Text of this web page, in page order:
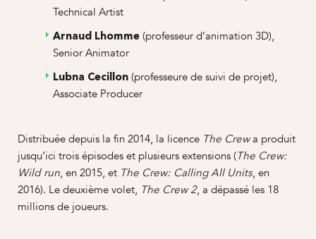
Technical Artist
Arnaud Lhomme (professeur d’animation 3D),
Senior Animator
Lubna Cecillon (professeure de suivi de projet),
Associate Producer
Distribuée depuis la fin 2014, la licence The Crewa produit
jusqu’ici trois épisodes et plusieurs extensions (The Crew:
Wild run, en 2015, et The Crew: Calling All Units, en
2016). Le deuxième volet, The Crew 2, a dépassé les 18
millions de joueurs.